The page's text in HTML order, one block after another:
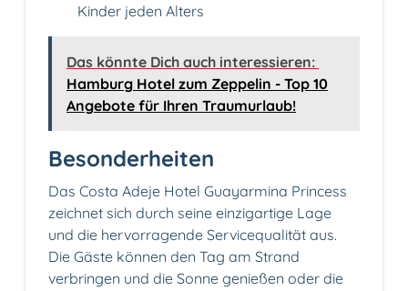
Kinder jeden Alters
Das könnte Dich auch interessieren:
Hamburg Hotel zum Zeppelin - Top 10
Angebote für Ihren Traumurlaub!
Besonderheiten
Das Costa Adeje Hotel Guayarmina Princess
zeichnet sich durch seine einzigartige Lage
und die hervorragende Servicequalität aus.
Die Gäste können den Tag am Strand
verbringen und die Sonne genießen oder die